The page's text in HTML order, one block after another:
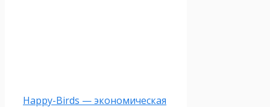
Happy-Birds — экономическая